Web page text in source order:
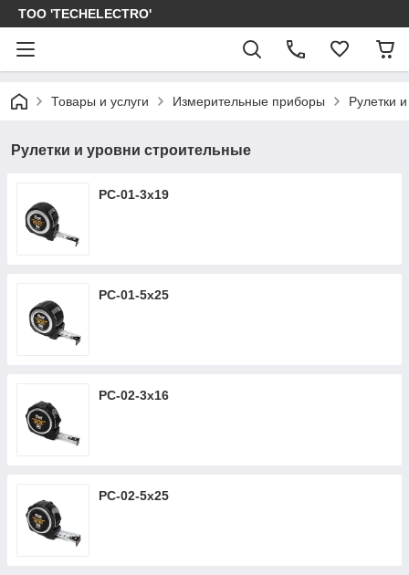
ТОО 'TECHELECTRO'
Товары и услуги Измерительные приборы Рулетки
Рулетки и уровни строительные
РС-01-3х19
РС-01-5х25
РС-02-3х16
РС-02-5х25